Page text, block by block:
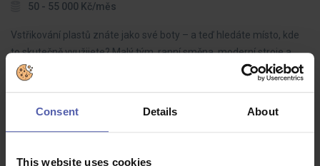
Consent Details About
This website uses cookies
50 - 55 000 Kč/měs
Vstřikování plastů znáte jako své boty – a teď hledáte místo, kde
to skutečně využijete? Malý tým, ranní směna, moderní stroje a
prostor pro vlastní nápady. Výroba i kancelář, občas výjezd za